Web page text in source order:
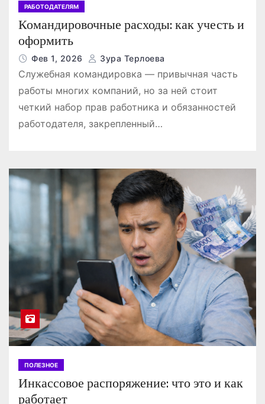
РАБОТОДАТЕЛЯМ
Командировочные расходы: как учесть и
оформить
Фев 1, 2026 Зура Терлоева
Служебная командировка — привычная часть
работы многих компаний, но за ней стоит
четкий набор прав работника и обязанностей
работодателя, закрепленный…
ПОЛЕЗНОЕ
Инкассовое распоряжение: что это и как
работает